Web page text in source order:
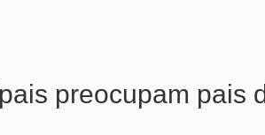
preocupam pais